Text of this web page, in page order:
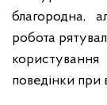
благородна,
робота
поведінки при